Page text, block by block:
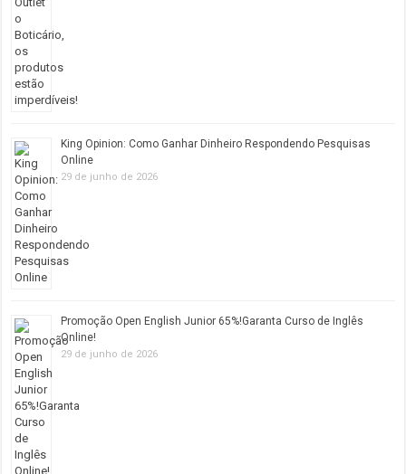
King Opinion: Como Ganhar Dinheiro Respondendo Pesquisas
Online
29 de junho de 2026
Promoção Open English Junior 65%!Garanta Curso de Inglês
Online!
29 de junho de 2026